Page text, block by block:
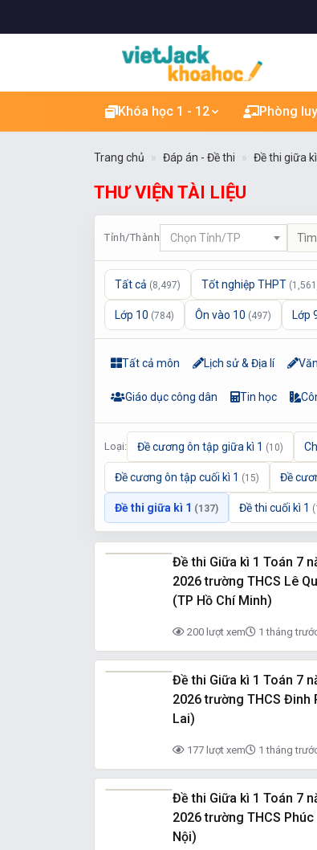
Khóa học 1 - 12 Phòng
Trang chủ Đáp án - Đề thi Đề thi giữa kì
THƯ VIỆN TÀI LIỆU
Tỉnh/Thành Chọn Tỉnh/TP
Tất cả (8,497) Tốt nghiệp THPT
Lớp 10 (784) Ôn vào 10 (497) Lớp
Tất cả môn Lịch sử & Địa lí Văn
Giáo dục công dân Tin học
Loại: Đề cương ôn tập giữa kì 1 (10)
Đề cương ôn tập cuối kì 1 (15) Đề
Đề thi giữa kì 1 (137) Đề thi cuối kì 1
Đề thi Giữa kì 1 Toán 7
2026 trường THCS Lê
(TP Hồ Chí Minh)
200 lượt xem 1 tháng
Đề thi Giữa kì 1 Toán 7
2026 trường THCS Đinh
Lai)
177 lượt xem 1 tháng
Đề thi Giữa kì 1 Toán 7
2026 trường THCS Phúc
Nội)